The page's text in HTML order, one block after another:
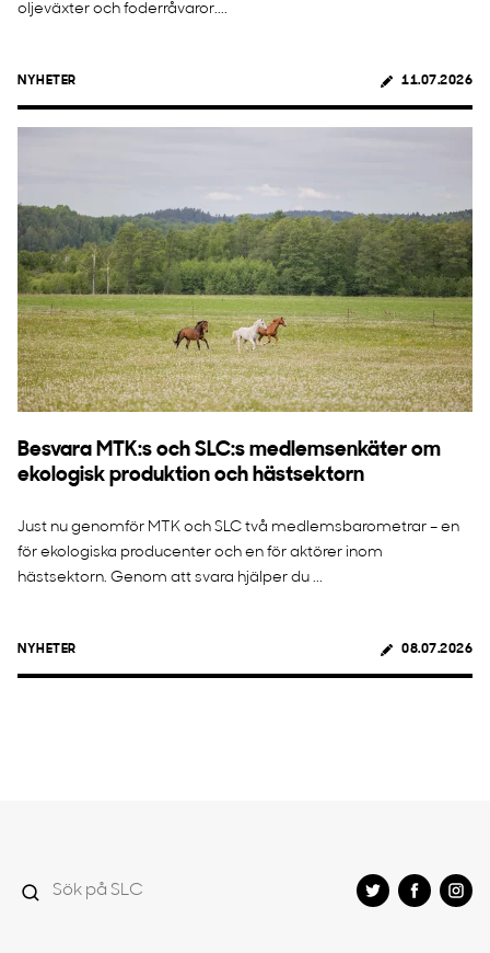
oljeväxter och foderråvaror....
NYHETER 11.07.2026
Besvara MTK:s och SLC:s medlemsenkäter om
ekologisk produktion och hästsektorn
Just nu genomför MTK och SLC två medlemsbarometrar – en
för ekologiska producenter och en för aktörer inom
hästsektorn. Genom att svara hjälper du ...
NYHETER 08.07.2026